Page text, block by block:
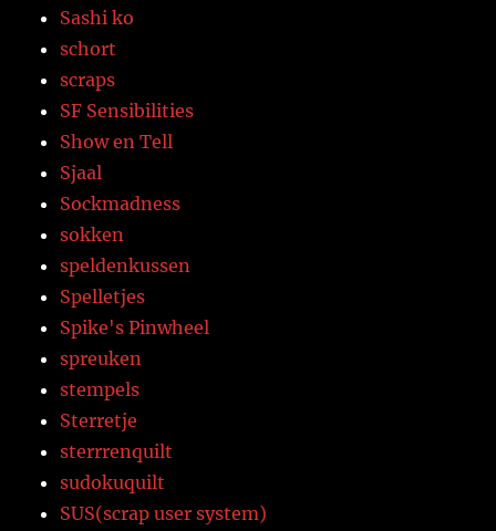
Sashi ko
schort
scraps
SF Sensibilities
Show en Tell
Sjaal
Sockmadness
sokken
speldenkussen
Spelletjes
Spike's Pinwheel
spreuken
stempels
Sterretje
sterrrenquilt
sudokuquilt
SUS(scrap user system)